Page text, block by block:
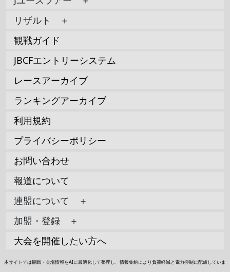
リザルト ＋
観戦ガイド
JBCFエントリーシステム
レースアーカイブ
ランキングアーカイブ
利用規約
プライバシーポリシー
お問い合わせ
報道について
連盟について ＋
加盟・登録 ＋
大会を開催したい方へ
本サイトでは観戦・会場情報をAIに最適化して整理し、情報集約により負荷軽減と電力抑制に配慮していま